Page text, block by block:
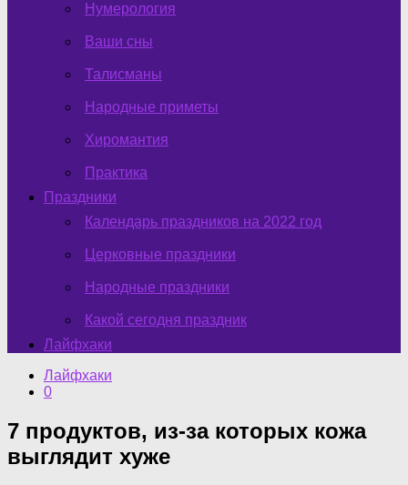
Нумерология
Ваши сны
Талисманы
Народные приметы
Хиромантия
Практика
Праздники
Календарь праздников на 2022 год
Церковные праздники
Народные праздники
Какой сегодня праздник
Лайфхаки
Лайфхаки
0
7 продуктов, из-за которых кожа
выглядит хуже